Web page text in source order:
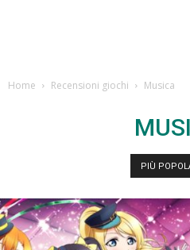
Home Recensioni giochi Musica
PIÙ